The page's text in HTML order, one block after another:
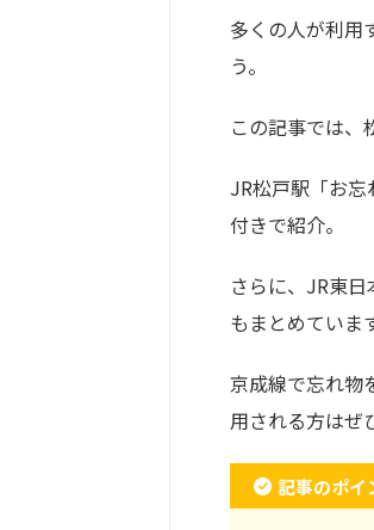
多くの人が利用
う。
この記事では、
JR松戸駅「お
付きで紹介。
さらに、JR東
もまとめていま
京成線で忘れ物
用される方はぜ
記事のポイ